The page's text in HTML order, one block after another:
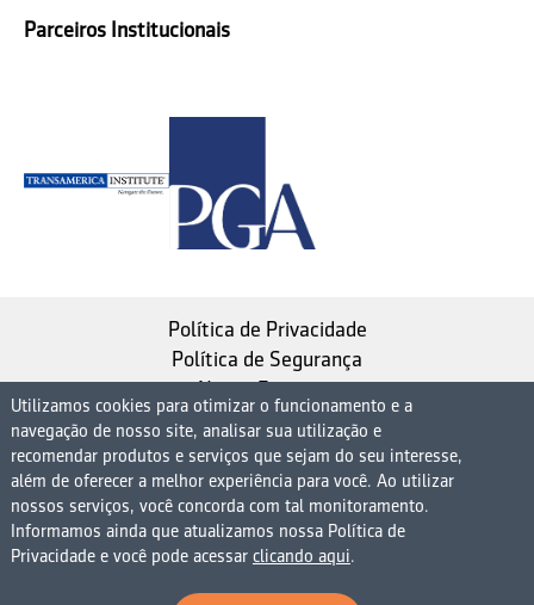
Parceiros Institucionais
Política de Privacidade
Política de Segurança
Nosso Estatuto
Instituto de Longevidade MAG, uma empresa do
Grupo MAG
| CNPJ 08.474.765/0001-75
Avenida Presidente Juscelino Kubitschek, 1830, 15º
andar bloco 1 (parte), Condomínio Edifício São Luiz -
Vila Nova Conceição
Utilizamos cookies para otimizar o funcionamento e a
navegação de nosso site, analisar sua utilização e
recomendar produtos e serviços que sejam do seu interesse,
além de oferecer a melhor experiência para você. Ao utilizar
nossos serviços, você concorda com tal monitoramento.
Informamos ainda que atualizamos nossa Política de
Privacidade e você pode acessar clicando aqui.